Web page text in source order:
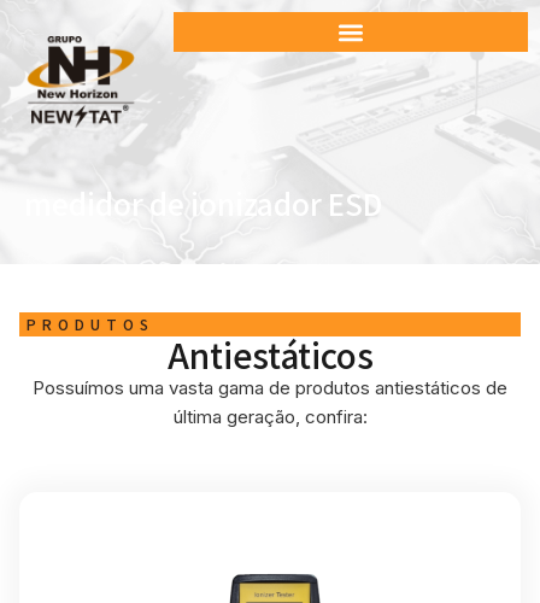
medidor de ionizador ESD
PRODUTOS
Antiestáticos
Possuímos uma vasta gama de produtos antiestáticos de
última geração, confira: